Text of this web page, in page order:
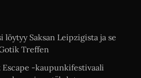
Saksan Leipzigista ja se
Treffen
-kaupunkifestivaali